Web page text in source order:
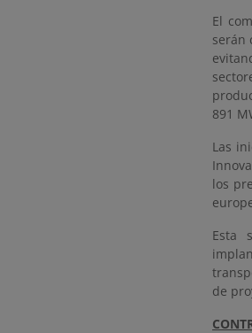
El
serán
891
Las
los
Esta
de